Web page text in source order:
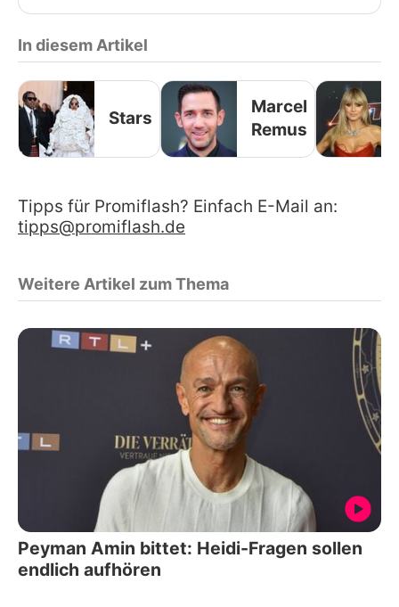
In diesem Artikel
Stars
Marcel
Remus
Tipps für Promiflash? Einfach E-Mail an:
tipps@promiflash.de
Weitere Artikel zum Thema
Peyman Amin bittet: Heidi-Fragen sollen
endlich aufhören